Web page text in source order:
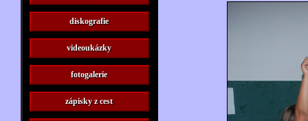
diskografie
videoukázky
fotogalerie
zápisky z cest